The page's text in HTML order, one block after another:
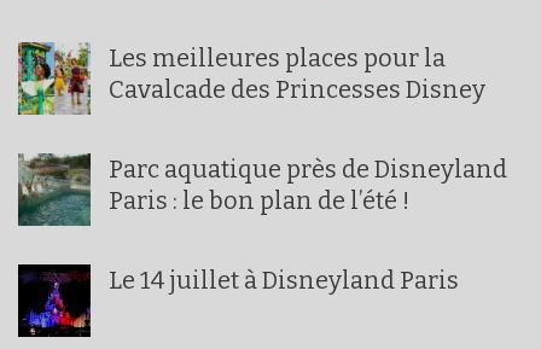
Les meilleures places pour la
Cavalcade des Princesses Disney
Parc aquatique près de Disneyland
Paris : le bon plan de l’été !
Le 14 juillet à Disneyland Paris